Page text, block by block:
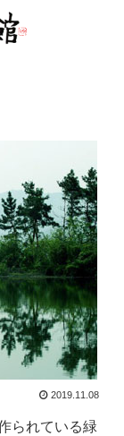
2019.11.08
られている緑